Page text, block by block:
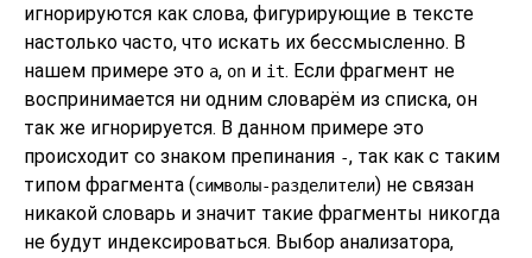
игнорируются как слова, фигурирующие в тексте
настолько часто, что искать их бессмысленно. В
нашем примере это a, on и it. Если фрагмент не
воспринимается ни одним словарём из списка, он
так же игнорируется. В данном примере это
происходит со знаком препинания -, так как с таким
типом фрагмента (символы-разделители) не связан
никакой словарь и значит такие фрагменты никогда
не будут индексироваться. Выбор анализатора,